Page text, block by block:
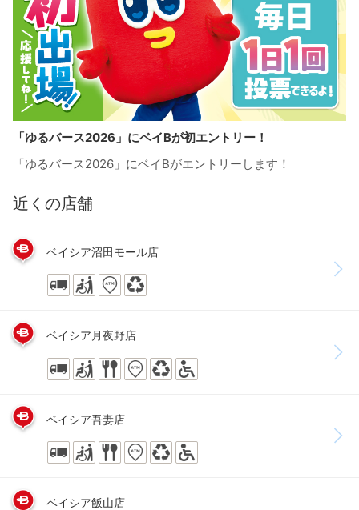
「ゆるバース2026」にベイBが初エントリー！
「ゆるバース2026」にベイBがエントリーします！
近くの店舗
ベイシア沼田モール店
ベイシア月夜野店
ベイシア吾妻店
ベイシア飯山店